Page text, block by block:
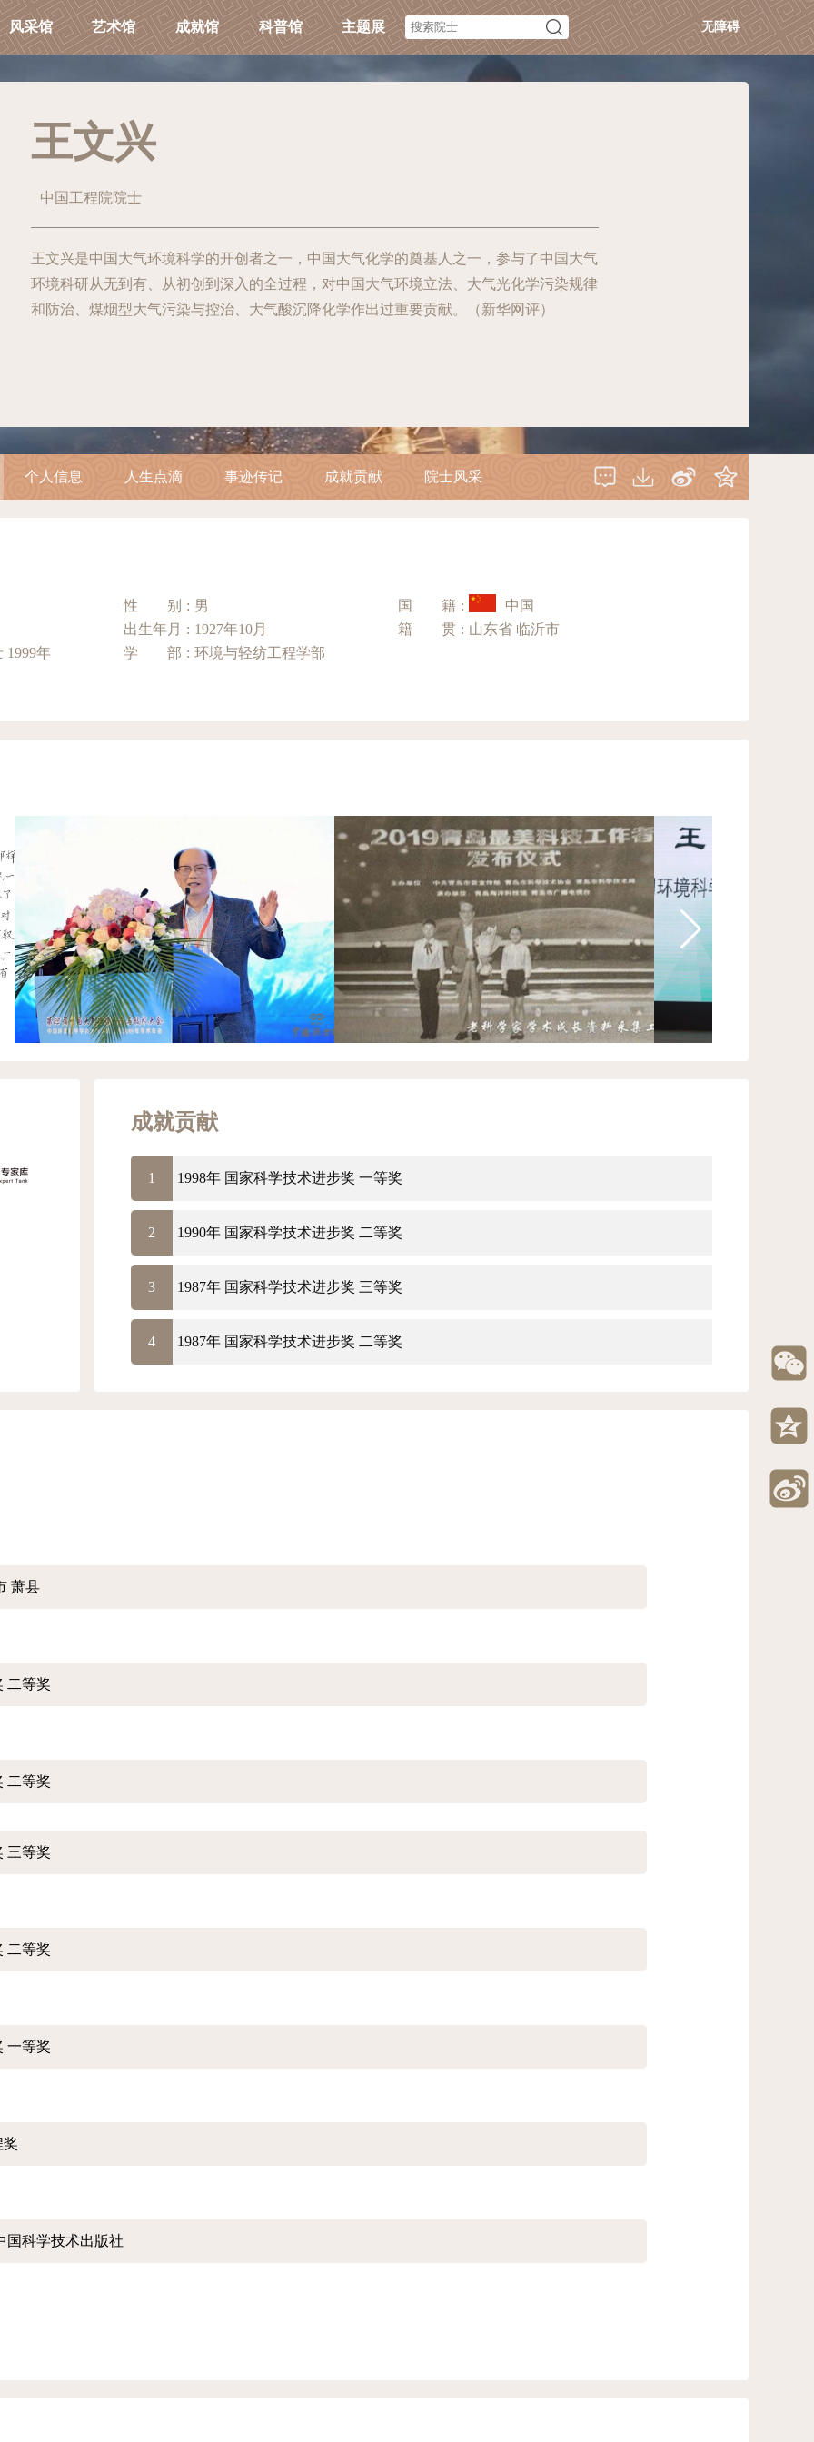
风采馆 艺术馆 成就馆 科普馆 主题展 无障碍
王文兴
中国工程院院士
王文兴是中国大气环境科学的开创者之一，中国大气化学的奠基人之一，参与了中国大气
环境科研从无到有、从初创到深入的全过程，对中国大气环境立法、大气光化学污染规律
和防治、煤烟型大气污染与控治、大气酸沉降化学作出过重要贡献。（新华网评）
个人信息 人生点滴 事迹传记 成就贡献 院士风采
中国工程院院士 1999年
性别 : 男
出生年月 : 1927年10月
学部 : 环境与轻纺工程学部
国籍 :
中国
籍贯 : 山东省 临沂市
成就贡献
1 1998年 国家科学技术进步奖 一等奖
2 1990年 国家科学技术进步奖 二等奖
3 1987年 国家科学技术进步奖 三等奖
4 1987年 国家科学技术进步奖 二等奖
萧县
二等奖
二等奖
三等奖
二等奖
一等奖
奖
国科学技术出版社